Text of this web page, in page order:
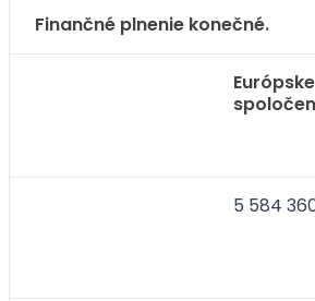
Finančné plnenie konečné.
Európske
5 584